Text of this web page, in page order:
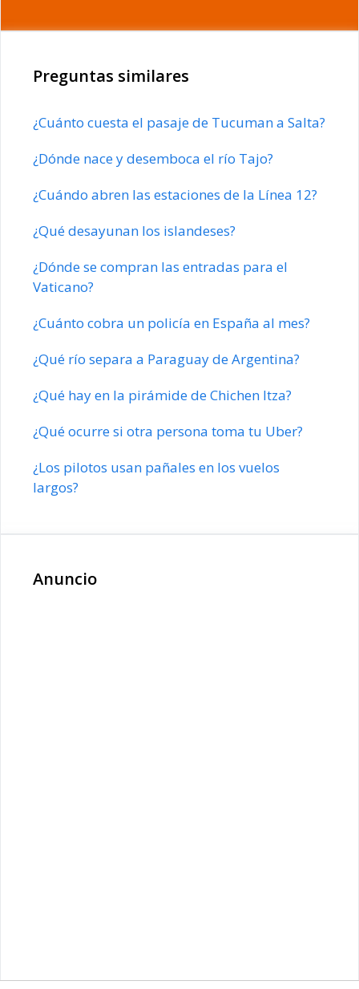
Preguntas similares
¿Cuánto cuesta el pasaje de Tucuman a Salta?
¿Dónde nace y desemboca el río Tajo?
¿Cuándo abren las estaciones de la Línea 12?
¿Qué desayunan los islandeses?
¿Dónde se compran las entradas para el
Vaticano?
¿Cuánto cobra un policía en España al mes?
¿Qué río separa a Paraguay de Argentina?
¿Qué hay en la pirámide de Chichen Itza?
¿Qué ocurre si otra persona toma tu Uber?
¿Los pilotos usan pañales en los vuelos
largos?
Anuncio